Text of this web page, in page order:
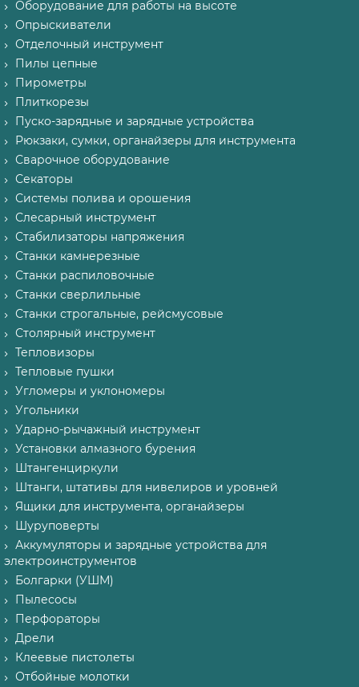
Оборудование для работы на высоте
Опрыскиватели
Отделочный инструмент
Пилы цепные
Пирометры
Плиткорезы
Пуско-зарядные и зарядные устройства
Рюкзаки, сумки, органайзеры для инструмента
Сварочное оборудование
Секаторы
Системы полива и орошения
Слесарный инструмент
Стабилизаторы напряжения
Станки камнерезные
Станки распиловочные
Станки сверлильные
Станки строгальные, рейсмусовые
Столярный инструмент
Тепловизоры
Тепловые пушки
Угломеры и уклономеры
Угольники
Ударно-рычажный инструмент
Установки алмазного бурения
Штангенциркули
Штанги, штативы для нивелиров и уровней
Ящики для инструмента, органайзеры
Шуруповерты
Аккумуляторы и зарядные устройства для
электроинструментов
Болгарки (УШМ)
Пылесосы
Перфораторы
Дрели
Клеевые пистолеты
Отбойные молотки